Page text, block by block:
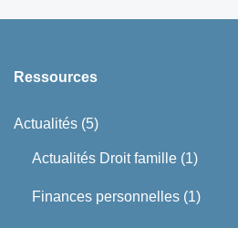
Ressources
Actualités (5)
Actualités Droit famille (1)
Finances personnelles (1)